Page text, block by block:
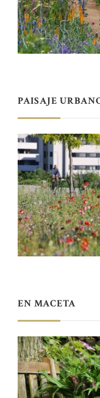
PAISAJE
EN MACETA